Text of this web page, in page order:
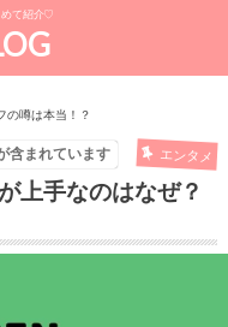
めて紹介♡
の噂は本当！？
エンタメ
含まれています
上手なのはなぜ？